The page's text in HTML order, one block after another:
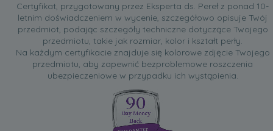
Certyfikat, przygotowany przez Eksperta ds. Pereł z ponad 10-
letnim doświadczeniem w wycenie, szczegółowo opisuje Twój
przedmiot, podając szczegóły techniczne dotyczące Twojego
przedmiotu, takie jak rozmiar, kolor i kształt perły.
Na każdym certyfikacie znajduje się kolorowe zdjęcie Twojego
przedmiotu, aby zapewnić bezproblemowe roszczenia
ubezpieczeniowe w przypadku ich wystąpienia.